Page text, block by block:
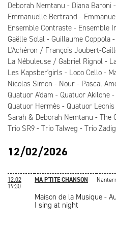
Deborah Nemtanu
Diana Baroni
Emmanuelle Bertrand
Ensemble Contraste
Ensemble
Gaëlle Solal
Guillaume Coppola
L'Achéron / François Joubert-
La Nébuleuse / Gabriel Rignol
Les Kapsber'girls
Loco Cello
Nicolas Simon
Nour Pascal
Quatuor A'dam
Quatuor Akilone
Quatuor Hermès
Quatuor Leonis
Sarah & Deborah Nemtanu
The
Trio SR9
Trio Talweg Trio Zadig
12/02/2026
12.02
19:30
MA P'TITE CHANSON
Maison de la Musique -
I sing at night